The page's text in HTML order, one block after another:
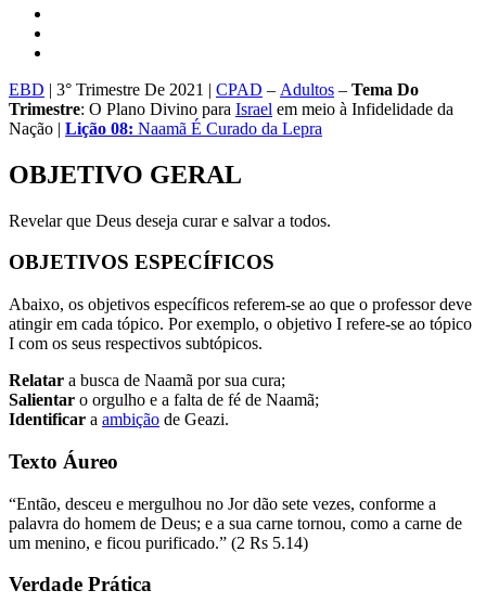
EBD | 3° Trimestre De 2021 | CPAD – Adultos – Tema Do
Trimestre: O Plano Divino para Israel em meio à Infidelidade da
Nação | Lição 08: Naamã É Curado da Lepra
OBJETIVO GERAL
Revelar que Deus deseja curar e salvar a todos.
OBJETIVOS ESPECÍFICOS
Abaixo, os objetivos específicos referem-se ao que o professor deve
atingir em cada tópico. Por exemplo, o objetivo I refere-se ao tópico
I com os seus respectivos subtópicos.
Relatar a busca de Naamã por sua cura;
Salientar o orgulho e a falta de fé de Naamã;
Identificar a ambição de Geazi.
Texto Áureo
“Então, desceu e mergulhou no Jor dão sete vezes, conforme a
palavra do homem de Deus; e a sua carne tornou, como a carne de
um menino, e ficou purificado.” (2 Rs 5.14)
Verdade Prática